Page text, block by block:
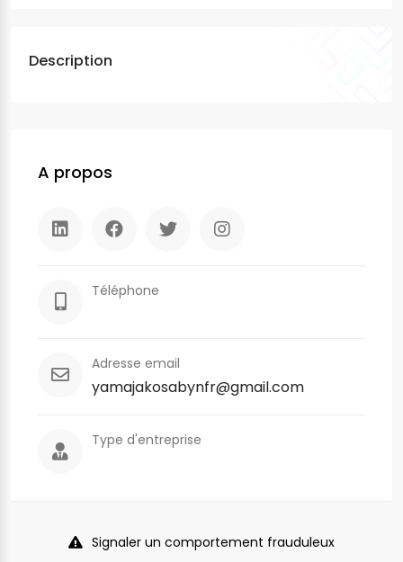
Description
A propos
Téléphone
Adresse email
yamajakosabynfr@gmail.com
Type d'entreprise
Signaler un comportement frauduleux